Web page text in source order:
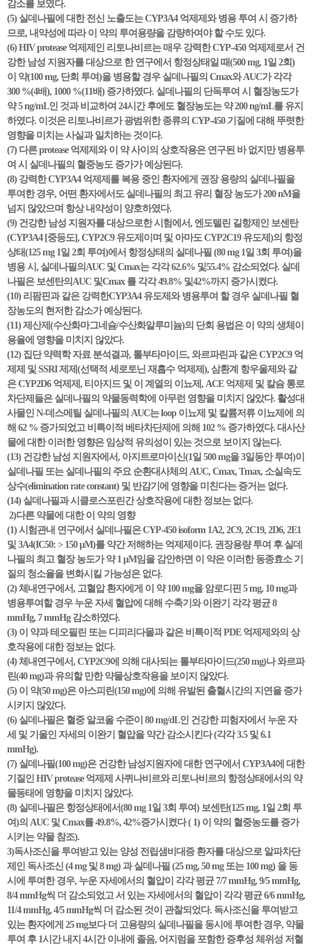
감소를 보였다.
(5) 실데나필에 대한 전신 노출도는 CYP3A4 억제제와 병용 투여 시 증가하
므로, 내약성에 따라 이 약의 투여용량을 감량하여야 할 수도 있다.
(6) HIV protease 억제제인 리토나비르는 매우 강력한 CYP-450 억제제로서 건
강한 남성 지원자를 대상으로 한 연구에서 항정상태일 때(500 mg, 1일 2회)
이 약(100 mg, 단회 투여)을 병용할 경우 실데나필의 Cmax와 AUC가 각각
300 %(4배), 1000 %(11배) 증가하였다. 실데나필의 단독투여 시 혈장농도가
약 5 ng/mL인 것과 비교하여 24시간 후에도 혈장농도는 약 200 ng/mL를 유지
하였다. 이것은 리토나비르가 광범위한 종류의 CYP-450 기질에 대해 뚜렷한
영향을 미치는 사실과 일치하는 것이다.
(7) 다른 protease 억제제와 이 약 사이의 상호작용은 연구된 바 없지만 병용투
여 시 실데나필의 혈중농도 증가가 예상된다.
(8) 강력한 CYP3A4 억제제를 복용 중인 환자에게 권장 용량의 실데나필을
투여한 경우, 어떤 환자에서도 실데나필의 최고 유리 혈장 농도가 200 nM을
넘지 않았으며 항상 내약성이 양호하였다.
(9) 건강한 남성 지원자를 대상으로한 시험에서, 엔도텔린 길항제인 보센탄
(CYP3A4 [중등도], CYP2C9 유도제이며 및 아마도 CYP2C19 유도제)의 항정
상태(125 mg 1일 2회 투여)에서 항정상태의 실데나필 (80 mg 1일 3회 투여)을
병용 시, 실데나필의AUC 및 Cmax는 각각 62.6% 및55.4% 감소되었다. 실데
나필은 보센탄의AUC 및Cmax 를 각각 49.8% 및42%까지 증가시켰다.
(10) 리팜핀과 같은 강력한CYP3A4 유도제와 병용투여 할 경우 실데나필 혈
장농도의 현저한 감소가 예상된다.
(11) 제산제(수산화마그네슘/수산화알루미늄)의 단회 용법은 이 약의 생체이
용율에 영향을 미치지 않았다.
(12) 집단 약력학 자료 분석결과, 톨부타마이드, 와르파린과 같은 CYP2C9 억
제제 및 SSRI 제제(선택적 세로토닌 재흡수 억제제), 삼환계 항우울제와 같
은 CYP2D6 억제제, 티아지드 및 이 계열의 이뇨제, ACE 억제제 및 칼슘 통로
차단제들은 실데나필의 약물동력학에 아무런 영향을 미치지 않았다. 활성대
사물인 N-데스메틸 실데나필의 AUC는 loop 이뇨제 및 칼륨저류 이뇨제에 의
해 62 % 증가되었고 비특이적 베타차단제에 의해 102 % 증가하였다. 대사산
물에 대한 이러한 영향은 임상적 유의성이 있는 것으로 보이지 않는다.
(13) 건강한 남성 지원자에서, 아지트로마이신(1일 500 mg을 3일동안 투여)이
실데나필 또는 실데나필의 주요 순환대사체의 AUC, Cmax, Tmax, 소실속도
상수(elimination rate constant) 및 반감기에 영향을 미친다는 증거는 없다.
(14) 실데나필과 시클로스포린간 상호작용에 대한 정보는 없다.
2)다른 약물에 대한 이 약의 영향
(1) 시험관내 연구에서 실데나필은 CYP-450 isoform 1A2, 2C9, 2C19, 2D6, 2E1
및 3A4(IC50: > 150 μM)를 약간 저해하는 억제제이다. 권장용량 투여 후 실데
나필의 최고 혈장 농도가 약 1 μM임을 감안하면 이 약은 이러한 동종효소 기
질의 청소율을 변화시킬 가능성은 없다.
(2) 체내연구에서, 고혈압 환자에게 이 약 100 mg을 암로디핀 5 mg, 10 mg과
병용투여할 경우 누운 자세 혈압에 대해 수축기와 이완기 각각 평균 8
mmHg, 7 mmHg 감소하였다.
(3) 이 약과 테오필린 또는 디피리다몰과 같은 비특이적 PDE 억제제와의 상
호작용에 대한 정보는 없다.
(4) 체내연구에서, CYP2C9에 의해 대사되는 톨부타마이드(250 mg)나 와르파
린(40 mg)과 유의할 만한 약물상호작용을 보이지 않았다.
(5) 이 약(50 mg)은 아스피린(150 mg)에 의해 유발된 출혈시간의 지연을 증가
시키지 않았다.
(6) 실데나필은 혈중 알코올 수준이 80 mg/dL인 건강한 피험자에서 누운 자
세 및 기울인 자세의 이완기 혈압을 약간 감소시킨다 (각각 3.5 및 6.1
mmHg).
(7) 실데나필(100 mg)은 건강한 남성지원자에 대한 연구에서 CYP3A4에 대한
기질인 HIV protease 억제제 사퀴나비르와 리토나비르의 항정상태에서의 약
물동태에 영향을 미치지 않았다.
(8) 실데나필은 항정상태에서(80 mg 1일 3회 투여) 보센탄(125 mg, 1일 2회 투
여)의 AUC 및 Cmax를 49.8%, 42%증가시켰다 ( 1) 이 약의 혈중농도를 증가
시키는 약물 참조).
3)독사조신을 투여받고 있는 양성 전립샘비대증 환자를 대상으로 알파차단
제인 독사조신 (4 mg 및 8 mg) 과 실데나필 (25 mg, 50 mg 또는 100 mg) 을 동
시에 투여한 경우, 누운 자세에서의 혈압이 각각 평균 7/7 mmHg, 9/5 mmHg,
8/4 mmHg씩 더 감소되었고 서 있는 자세에서의 혈압이 각각 평균 6/6 mmHg,
11/4 mmHg, 4/5 mmHg씩 더 감소된 것이 관찰되었다. 독사조신을 투여받고
있는 환자에게 25 mg보다 더 고용량의 실데나필을 동시에 투여한 경우, 약물
투여 후 1시간 내지 4시간 이내에 졸음, 어지럼을 포함한 증후성 체위성 저혈